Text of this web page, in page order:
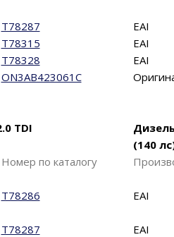
T78287
EAI
T78315
EAI
T78328
EAI
ON3AB423061C
TDI
(140
Номер по каталогу
T78286 EAI
T78287
EAI